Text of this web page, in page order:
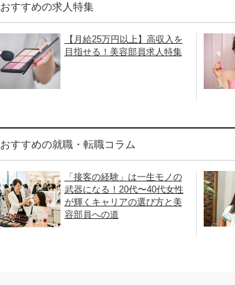
おすすめの求人特集
【月給25万円以上】高収入を
目指せる！美容部員求人特集
おすすめの就職・転職コラム
「接客の経験」は一生モノの
武器になる！20代〜40代女性
が輝くキャリアの選び方と美
容部員への道